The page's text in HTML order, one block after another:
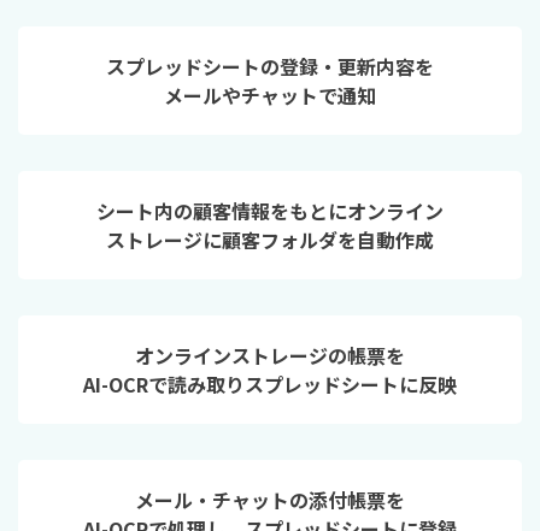
スプレッドシートの登録・更新内容を
メールやチャットで通知
シート内の顧客情報をもとにオンライン
ストレージに顧客フォルダを自動作成
オンラインストレージの帳票を
AI-OCRで読み取りスプレッドシートに反映
メール・チャットの添付帳票を